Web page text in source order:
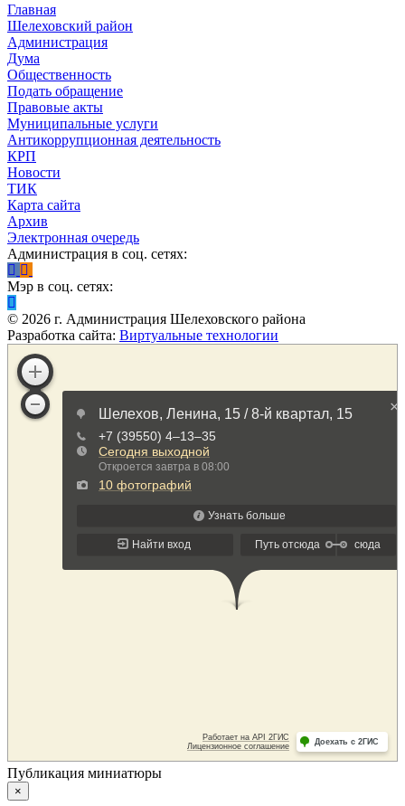
Главная
Шелеховский район
Администрация
Дума
Общественность
Подать обращение
Правовые акты
Муниципальные услуги
Антикоррупционная деятельность
КРП
Новости
ТИК
Карта сайта
Архив
Электронная очередь
Администрация в соц. сетях:
Мэр в соц. сетях:
© 2026 г. Администрация Шелеховского района
Разработка сайта: Виртуальные технологии
Публикация миниатюры
×